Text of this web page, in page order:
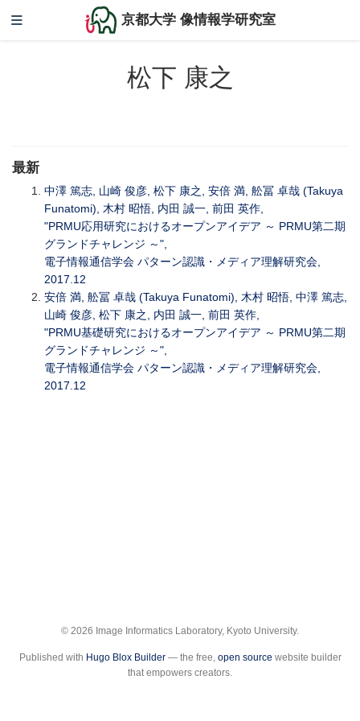
京都大学 像情報学研究室
松下 康之
最新
中澤 篤志, 山崎 俊彦, 松下 康之, 安倍 満, 舩冨 卓哉 (Takuya
Funatomi), 木村 昭悟, 内田 誠一, 前田 英作,
"PRMU応用研究におけるオープンアイデア ～ PRMU第二期
グランドチャレンジ ～",
電子情報通信学会 パターン認識・メディア理解研究会,
2017.12
安倍 満, 舩冨 卓哉 (Takuya Funatomi), 木村 昭悟, 中澤 篤志,
山崎 俊彦, 松下 康之, 内田 誠一, 前田 英作,
"PRMU基礎研究におけるオープンアイデア ～ PRMU第二期
グランドチャレンジ ～",
電子情報通信学会 パターン認識・メディア理解研究会,
2017.12
© 2026 Image Informatics Laboratory, Kyoto University.
Published with Hugo Blox Builder— the free, open source website builder
that empowers creators.